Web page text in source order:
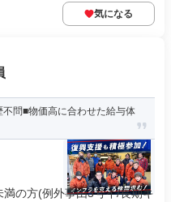
気になる
問■物価高に合わせた給与体
の方(例外事由3号イ/長期キ